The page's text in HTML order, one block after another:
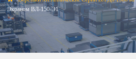
Экраном ВЛ-150-Э1